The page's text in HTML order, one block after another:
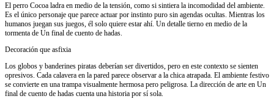
El perro Cocoa ladra en medio de la tensión, como si sintiera la incomodidad del ambiente.
Es el único personaje que parece actuar por instinto puro sin agendas ocultas. Mientras los
humanos juegan sus juegos, él solo quiere estar ahí. Un detalle tierno en medio de la
tormenta de Un final de cuento de hadas.
Decoración que asfixia
Los globos y banderines piratas deberían ser divertidos, pero en este contexto se sienten
opresivos. Cada calavera en la pared parece observar a la chica atrapada. El ambiente festivo
se convierte en una trampa visualmente hermosa pero peligrosa. La dirección de arte en Un
final de cuento de hadas cuenta una historia por sí sola.